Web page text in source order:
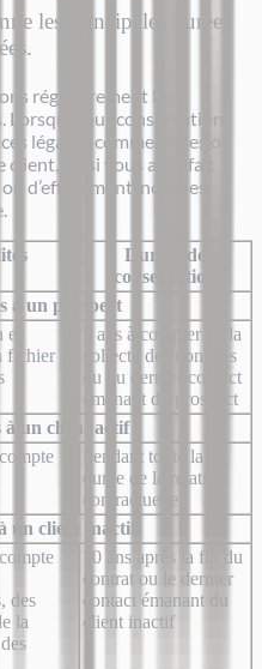
les principales durées
régulièrement les
leur conservation
légales, commerciales ou
ou si vous avez fait
d’effacement, nous les
Durées de
conservation
à un prospect
fichier
3 ans à compter de la
collecte des données
ou du dernier contact
émanant du prospect
à un client actif
Pendant toute la
durée de la relation
contractuelle
un client inactif
des
la
10 ans après la fin du
contrat ou le dernier
contact émanant du
client inactif